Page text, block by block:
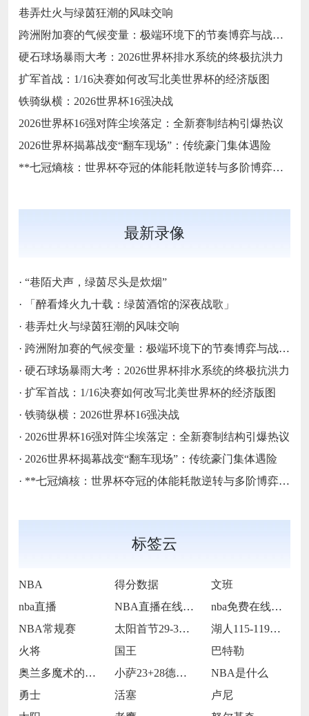
巷弄灶火与绿茵狂潮的风味交响
跨洲附加赛的气候变量：极端环境下的节奏博弈与战术自适应
硬石球场暴雨大考：2026世界杯排水系统的终极抗洪力
扩军首战：1/16决赛如何改写北美世界杯的经济版图
铁骑纵横：2026世界杯16强决战
2026世界杯16强对阵尘埃落定：全新赛制结构引爆热议
2026世界杯揭幕战变“翻车现场”：传统豪门集体遇险
**七冠熵核：世界杯夺冠的体能耗散逆转与多阶博弈论**
最新录像
· “巷陌犬声，绿茵尽头是炊烟”
·
「醉看烽火九十载：绿茵酒馆的深夜战歌」
· 巷弄灶火与绿茵狂潮的风味交响
· 跨洲附加赛的气候变量：极端环境下的节奏博弈与战术自适应
· 硬石球场暴雨大考：2026世界杯排水系统的终极抗洪力
· 扩军首战：1/16决赛如何改写北美世界杯的经济版图
· 铁骑纵横：2026世界杯16强决战
· 2026世界杯16强对阵尘埃落定：全新赛制结构引爆热议
· 2026世界杯揭幕战变“翻车现场”：传统豪门集体遇险
· **七冠熵核：世界杯夺冠的体能耗散逆转与多阶博弈论**
标签云
NBA 得分数据
文班
nba直播
NBA直播在线观看
nba免费在线高清直播
NBA常规赛
太阳首节29-30落后步行者
湖人115-119不敌火箭
火将
国王
巴特勒
奥兰多魔术的当家球星保罗-班凯罗
小萨23+28德罗赞24+9 国王114
NBA是什么
勇士
活塞
卢尼